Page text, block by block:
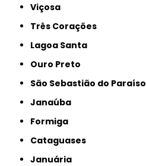
Viçosa
Três Corações
Lagoa Santa
Ouro Preto
São Sebastião do Paraíso
Janaúba
Formiga
Cataguases
Januária